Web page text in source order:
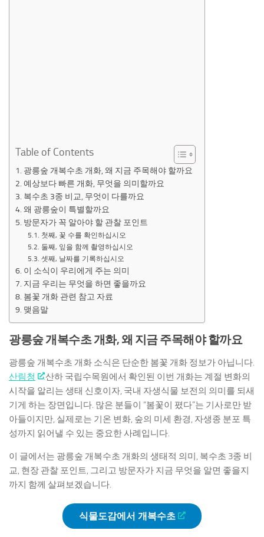
Table of Contents
광릉숲 개복수초 개화, 왜 지금 주목해야 할까요
예상보다 빠른 개화, 무엇을 의미할까요
복수초 3종 비교, 무엇이 다를까요
왜 광릉숲이 특별할까요
방문자가 꼭 알아야 할 관찰 포인트
첫째, 꽃 수를 확인하십시오
둘째, 잎을 함께 촬영하십시오
셋째, 날짜를 기록하십시오
이 소식이 우리에게 주는 의미
지금 우리는 무엇을 하면 좋을까요
봄꽃 개화 관련 참고 자료
맺음말
광릉숲 개복수초 개화, 왜 지금 주목해야 할까요
광릉숲 개복수초 개화 소식은 단순한 봄꽃 개화 정보가 아닙니다.
산림청
산하 국립수목원에서 확인된 이번 개화는 계절 변화의
시작을 알리는 생태 신호이자, 국내 자생식물 보전의 의미를 되새
기게 하는 장면입니다. 많은 분들이 “봄꽃이 폈다”는 기사로만 받
아들이지만, 실제로는 기온 변화, 숲의 미세 환경, 자생종 분포 특
성까지 읽어낼 수 있는 중요한 사례입니다.
이 글에서는 광릉숲 개복수초 개화의 생태적 의미, 복수초 3종 비
교, 현장 관찰 포인트, 그리고 방문자가 지금 무엇을 알면 좋을지
까지 함께 살펴보겠습니다.
식물도감에서 개복수초